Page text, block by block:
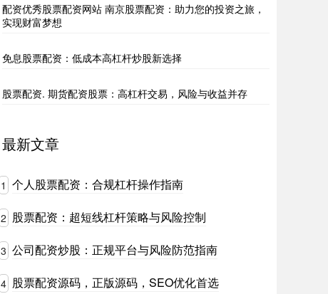
配资优秀股票配资网站 南京股票配资：助力您的投资之旅，
实现财富梦想
免息股票配资：低成本高杠杆炒股新选择
股票配资. 期货配资股票：高杠杆交易，风险与收益并存
最新文章
1 个人股票配资：合规杠杆操作指南
2 股票配资：超短线杠杆策略与风险控制
3 公司配资炒股：正规平台与风险防范指南
4 股票配资源码，正版源码，SEO优化首选